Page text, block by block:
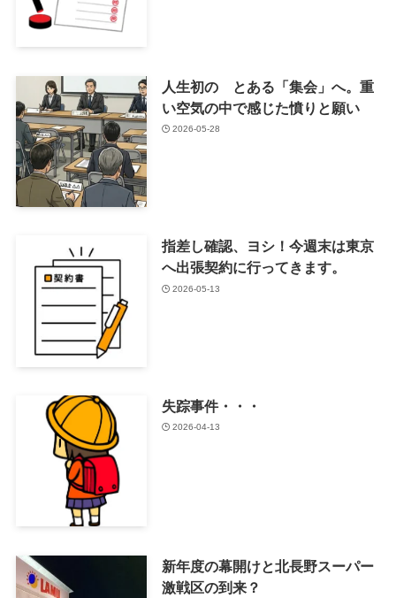
人生初の とある「集会」へ。重
い空気の中で感じた憤りと願い
2026-05-28
指差し確認、ヨシ！今週末は東京
へ出張契約に行ってきます。
2026-05-13
失踪事件・・・
2026-04-13
新年度の幕開けと北長野スーパー
激戦区の到来？